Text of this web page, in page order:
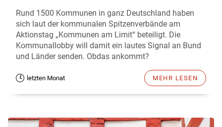
Rund 1500 Kommunen in ganz Deutschland haben
sich laut der kommunalen Spitzenverbände am
Aktionstag „Kommunen am Limit“ beteiligt. Die
Kommunallobby will damit ein lautes Signal an Bund
und Länder senden. Obdas ankommt?
letzten Monat MEHR LESEN